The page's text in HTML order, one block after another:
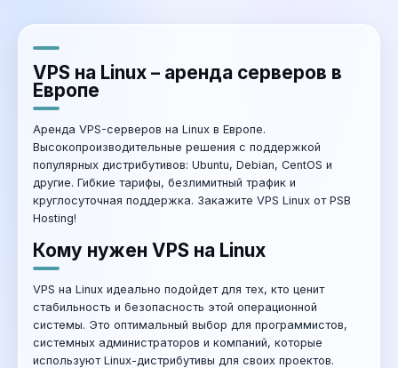
VPS на Linux – аренда серверов в
Европе
Аренда VPS-серверов на Linux в Европе.
Высокопроизводительные решения с поддержкой
популярных дистрибутивов: Ubuntu, Debian, CentOS и
другие. Гибкие тарифы, безлимитный трафик и
круглосуточная поддержка. Закажите VPS Linux от PSB
Hosting!
Кому нужен VPS на Linux
VPS на Linux идеально подойдет для тех, кто ценит
стабильность и безопасность этой операционной
системы. Это оптимальный выбор для программистов,
системных администраторов и компаний, которые
используют Linux-дистрибутивы для своих проектов.